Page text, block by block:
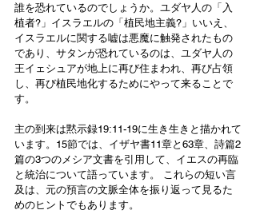
誰を恐れているのでしょうか。ユダヤ人の「入
植者?」イスラエルの「植民地主義?」いいえ、
イスラエルに関する嘘は悪魔に触発されたもの
であり、サタンが恐れているのは、ユダヤ人の
王イェシュアが地上に再び住まわれ、再び占領
し、再び植民地化するためにやって来ることで
す。
主の到来は黙示録19:11-19に生き生きと描かれて
います。15節では、イザヤ書11章と63章、詩篇2
篇の3つのメシア文書を引用して、イエスの再臨
と統治について語っています。 これらの短い言
及は、元の預言の文脈全体を振り返って見るた
めのヒントでもあります。